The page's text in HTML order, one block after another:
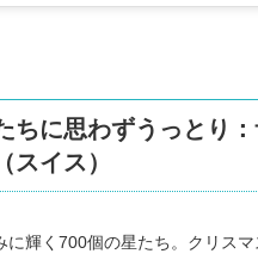
ちに思わずうっとり：
スイス）
に輝く700個の星たち。クリスマ